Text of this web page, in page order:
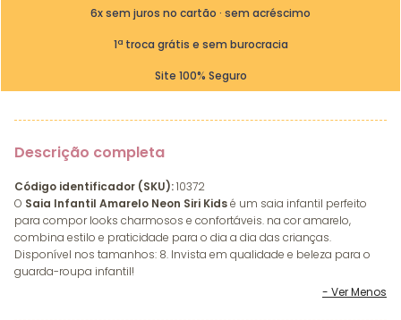
6x sem juros no cartão · sem acréscimo
1ª troca grátis e sem burocracia
Site 100% Seguro
Descrição completa
Código identificador (SKU):10372
O Saia Infantil Amarelo Neon Siri Kidsé um saia infantil perfeito
para compor looks charmosos e confortáveis. na cor amarelo,
combina estilo e praticidade para o dia a dia das crianças.
Disponível nos tamanhos: 8. Invista em qualidade e beleza para o
guarda-roupa infantil!